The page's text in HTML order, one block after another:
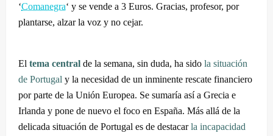
‘Comanegra‘ y se vende a 3 Euros. Gracias, profesor, por
plantarse, alzar la voz y no cejar.
El tema central de la semana, sin duda, ha sido la situación
de Portugal y la necesidad de un inminente rescate financiero
por parte de la Unión Europea. Se sumaría así a Grecia e
Irlanda y pone de nuevo el foco en España. Más allá de la
delicada situación de Portugal es de destacarla incapacidad